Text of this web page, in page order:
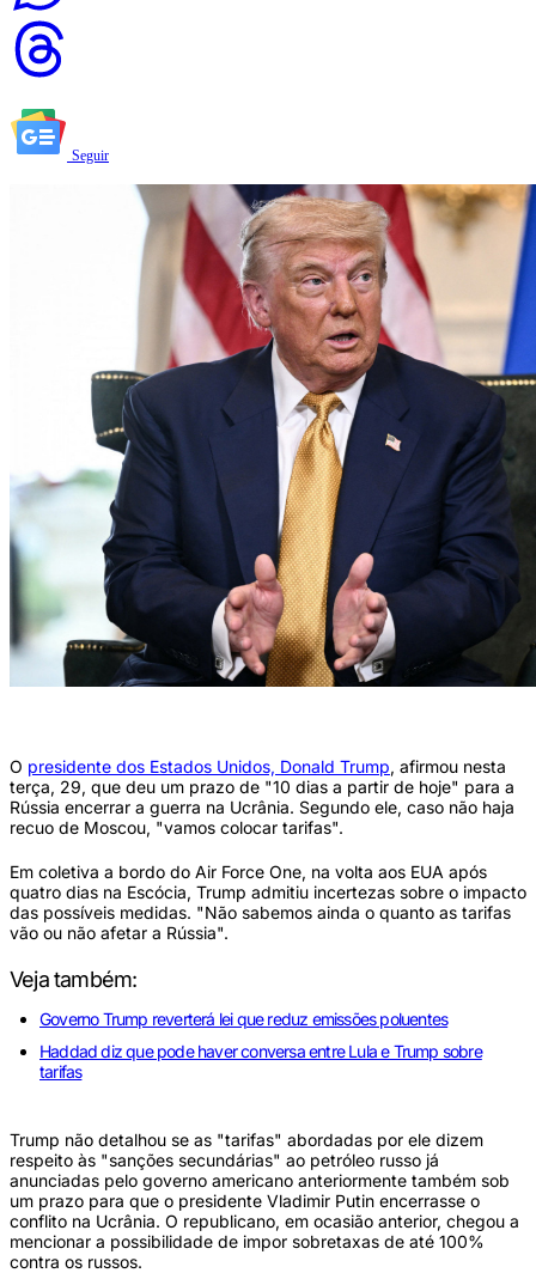
Seguir
O presidente dos Estados Unidos, Donald Trump, afirmou nesta
terça, 29, que deu um prazo de "10 dias a partir de hoje" para a
Rússia encerrar a guerra na Ucrânia. Segundo ele, caso não haja
recuo de Moscou, "vamos colocar tarifas".
Em coletiva a bordo do Air Force One, na volta aos EUA após
quatro dias na Escócia, Trump admitiu incertezas sobre o impacto
das possíveis medidas. "Não sabemos ainda o quanto as tarifas
vão ou não afetar a Rússia".
Veja também:
Governo Trump reverterá lei que reduz emissões poluentes
Haddad diz que pode haver conversa entre Lula e Trump sobre
tarifas
Trump não detalhou se as "tarifas" abordadas por ele dizem
respeito às "sanções secundárias" ao petróleo russo já
anunciadas pelo governo americano anteriormente também sob
um prazo para que o presidente Vladimir Putin encerrasse o
conflito na Ucrânia. O republicano, em ocasião anterior, chegou a
mencionar a possibilidade de impor sobretaxas de até 100%
contra os russos.